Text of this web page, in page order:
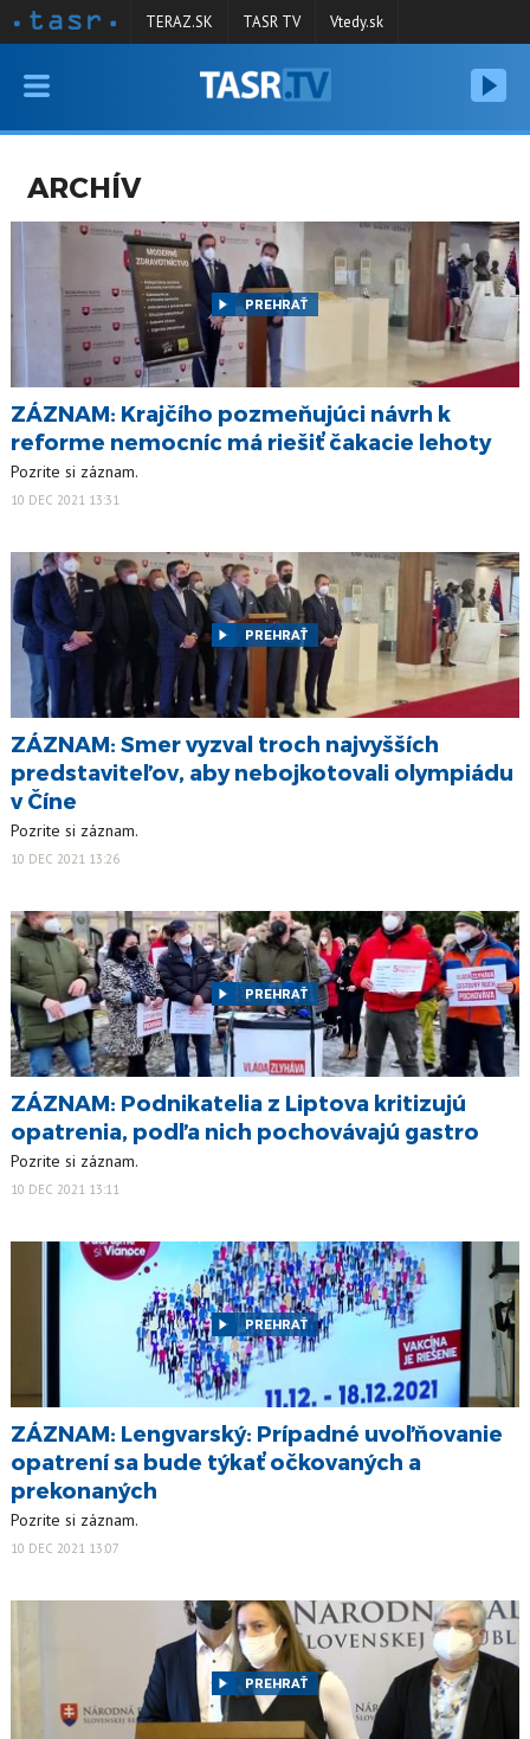
VYSIELANIE
SPRAVODAJSTVO
KONTAKT
ARCHÍV
TERAZ.SK TASR TV Vtedy.sk
ARCHÍV
PREHRAŤ
ZÁZNAM: Krajčího pozmeňujúci návrh k
reforme nemocníc má riešiť čakacie lehoty
Pozrite si záznam.
10 DEC 2021 13:31
PREHRAŤ
ZÁZNAM: Smer vyzval troch najvyšších
predstaviteľov, aby nebojkotovali olympiádu
v Číne
Pozrite si záznam.
10 DEC 2021 13:26
PREHRAŤ
ZÁZNAM: Podnikatelia z Liptova kritizujú
opatrenia, podľa nich pochovávajú gastro
Pozrite si záznam.
10 DEC 2021 13:11
PREHRAŤ
ZÁZNAM: Lengvarský: Prípadné uvoľňovanie
opatrení sa bude týkať očkovaných a
prekonaných
Pozrite si záznam.
10 DEC 2021 13:07
PREHRAŤ